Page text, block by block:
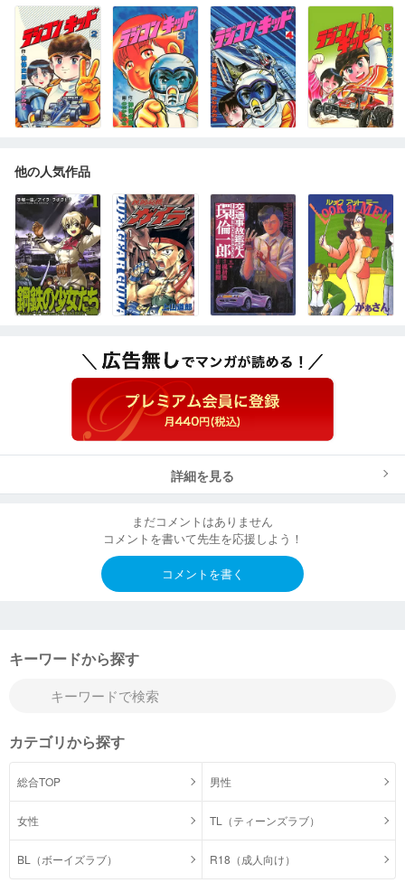
他の人気作品
詳細を見る
まだコメントはありません
コメントを書いて先生を応援しよう！
コメントを書く
キーワードから探す
カテゴリから探す
総合TOP 男性
女性 TL（ティーンズラブ）
BL（ボーイズラブ） R18（成人向け）